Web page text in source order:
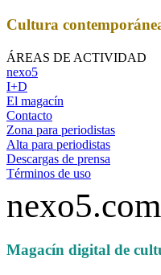
Cultura
ÁREAS DE ACTIVIDAD
nexo5
I+D
El magacín
Contacto
Zona para periodistas
Alta para periodistas
Descargas de prensa
Términos de uso
Magacín digital de